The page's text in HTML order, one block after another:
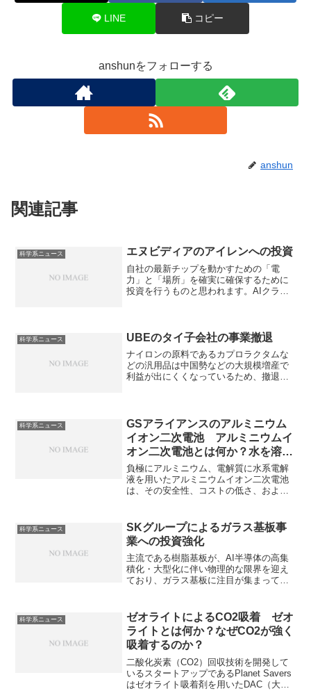
LINE コピー
anshunをフォローする
anshun
関連記事
科学系ニュース エヌビディアのアイレンへの投資
自社の最新チップを動かすための「電
力」と「場所」を確実に確保するために
投資を行うものと思われます。AIクラウ
科学系ニュース UBEのタイ子会社の事業撤退
ナイロンの原料であるカプロラクタムな
どの汎用品は中国勢などの大規模増産で
利益が出にくくなっているため、撤退
科学系ニュース
GSアライアンスのアルミニウム
イオン二次電池 アルミニウムイ
オン二次電池とは何か？水を溶媒
とする理由は何か？
負極にアルミニウム、電解質に水系電解
液を用いたアルミニウムイオン二次電池
は、その安全性、コストの低さ、および
いを知ることができます。
科学系ニュース
SKグループによるガラス基板事
業への投資強化
主流である樹脂基板が、AI半導体の高集
積化・大型化に伴い物理的な限界を迎え
ており、ガラス基板に注目が集まってい
す。
科学系ニュース
ゼオライトによるCO2吸着 ゼオ
ライトとは何か？なぜCO2が強く
吸着するのか？
二酸化炭素（CO2）回収技術を開発して
いるスタートアップであるPlanet Savers
はゼオライト吸着剤を用いたDAC（大気